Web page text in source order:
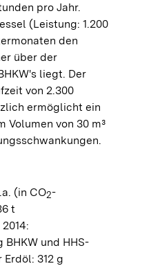
pro Jahr.
(Leistung: 1.200
den
über der
liegt. Der
von 2.300
ermöglicht ein
Volumen von 30 m³
(in CO2-
t
und HHS-
312 g